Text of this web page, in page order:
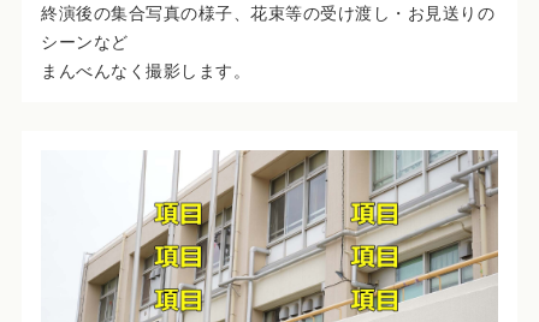
終演後の集合写真の様子、花束等の受け渡し・お見送りの
シーンなど
まんべんなく撮影します。